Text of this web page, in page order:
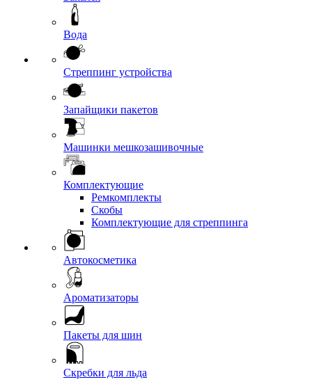
Вода
Стреппинг устройства
Запайщики пакетов
Машинки мешкозашивочные
Комплектующие
Ремкомплекты
Скобы
Комплектующие для стреппинга
Автокосметика
Ароматизаторы
Пакеты для шин
Скребки для льда